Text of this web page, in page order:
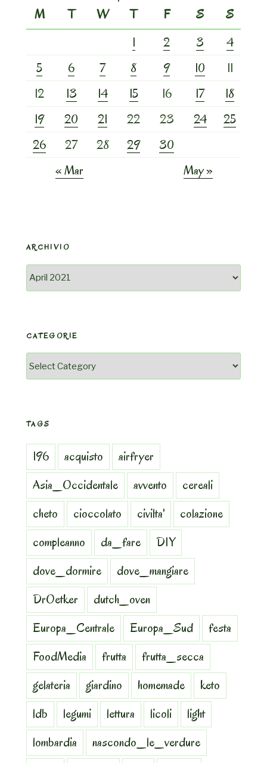
M
T W T F S
S
1
2 3
4
5
6 7 8 9 10
11
12
13 14 15 16 17
18
19
20 21 22 23 24
25
26
27 28 29
30
« Mar
May »
ARCHIVIO
Archivio
CATEGORIE
Categorie
TAGS
196 acquisto
airfryer
Asia_Occidentale
avvento
cereali
cheto
cioccolato civilta'
colazione
compleanno
da_fare
DIY
dove_dormire
dove_mangiare
DrOetker
dutch_oven
Europa_Centrale
Europa_Sud
festa
FoodMedia
frutta
frutta_secca
gelateria
giardino homemade
keto
ldb
legumi lettura licoli
light
lombardia
nascondo_le_verdure